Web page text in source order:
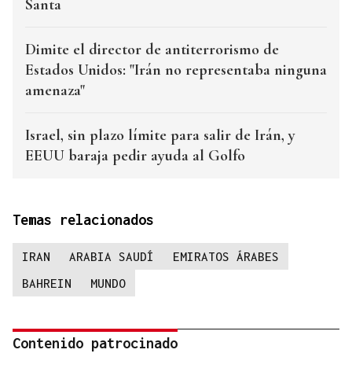
Santa
Dimite el director de antiterrorismo de
Estados Unidos: "Irán no representaba ninguna
amenaza"
Israel, sin plazo límite para salir de Irán, y
EEUU baraja pedir ayuda al Golfo
Temas relacionados
IRAN ARABIA SAUDÍ
EMIRATOS ÁRABES
BAHREIN
MUNDO
Contenido patrocinado